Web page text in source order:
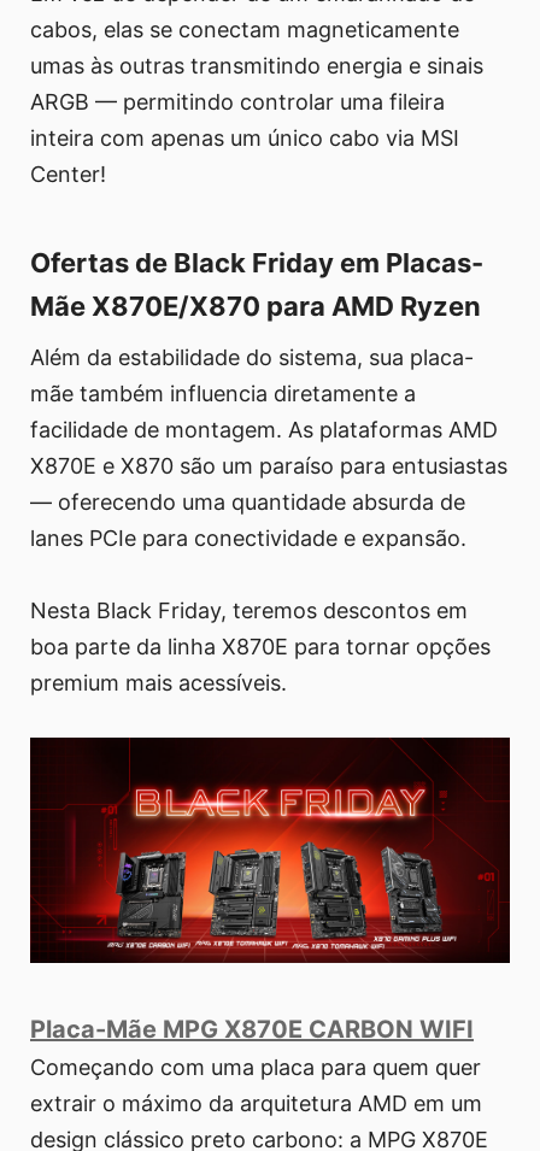
cabos, elas se conectam magneticamente
umas às outras transmitindo energia e sinais
ARGB — permitindo controlar uma fileira
inteira com apenas um único cabo via MSI
Center!
Ofertas de Black Friday em Placas-
Mãe X870E/X870 para AMD Ryzen
Além da estabilidade do sistema, sua placa-
mãe também influencia diretamente a
facilidade de montagem. As plataformas AMD
X870E e X870 são um paraíso para entusiastas
— oferecendo uma quantidade absurda de
lanes PCIe para conectividade e expansão.
Nesta Black Friday, teremos descontos em
boa parte da linha X870E para tornar opções
premium mais acessíveis.
Placa-Mãe MPG X870E CARBON WIFI
Começando com uma placa para quem quer
extrair o máximo da arquitetura AMD em um
design clássico preto carbono: a MPG X870E